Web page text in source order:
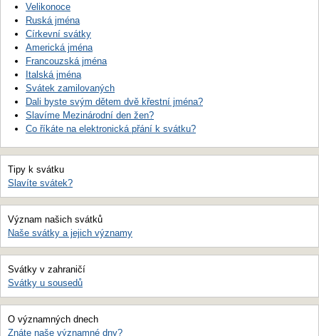
Velikonoce
Ruská jména
Církevní svátky
Americká jména
Francouzská jména
Italská jména
Svátek zamilovaných
Dali byste svým dětem dvě křestní jména?
Slavíme Mezinárodní den žen?
Co říkáte na elektronická přání k svátku?
Tipy k svátku
Slavíte svátek?
Význam našich svátků
Naše svátky a jejich významy
Svátky v zahraničí
Svátky u sousedů
O významných dnech
Znáte naše významné dny?